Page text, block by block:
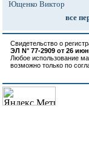
Ющенко Виктор
все
Свидетельство о
ЭЛ N° 77-2909 от 26
Любое использование
возможно только по